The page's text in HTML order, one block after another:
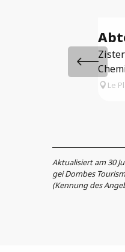
Le
Aktualisiert am 30
gei Dombes
(Kennung des